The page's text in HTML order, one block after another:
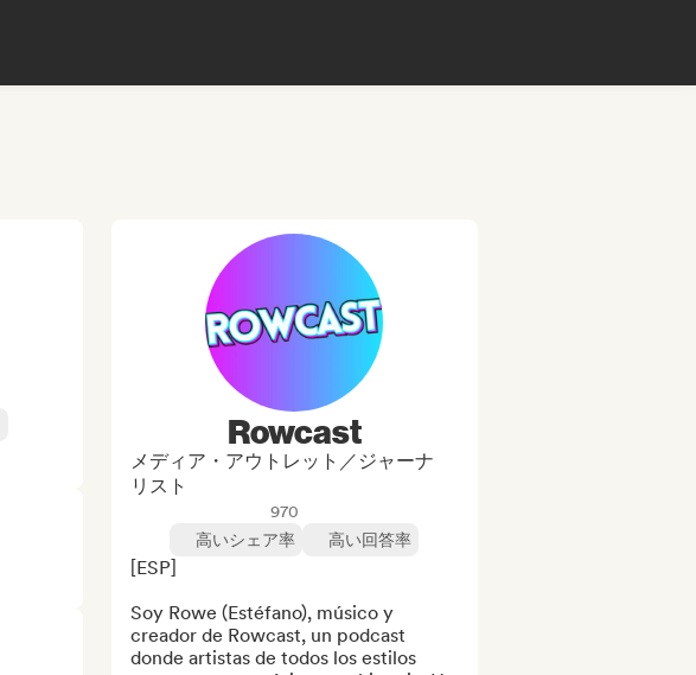
Rowcast
メディア・アウトレット／ジャーナ
リスト
970
高いシェア率
高い回答率
[ESP]
Soy Rowe (Estéfano), músico y
creador de Rowcast, un podcast
donde artistas de todos los estilos